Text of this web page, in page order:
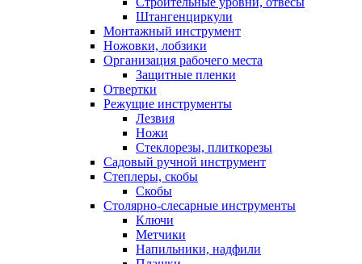
Штангенциркули
Монтажный инструмент
Ножовки, лобзики
Организация рабочего места
Защитные пленки
Отвертки
Режущие инструменты
Лезвия
Ножи
Стеклорезы, плиткорезы
Садовый ручной инструмент
Степлеры, скобы
Скобы
Столярно-слесарные инструменты
Ключи
Метчики
Напильники, надфили